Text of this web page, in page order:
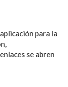
para la
se abren